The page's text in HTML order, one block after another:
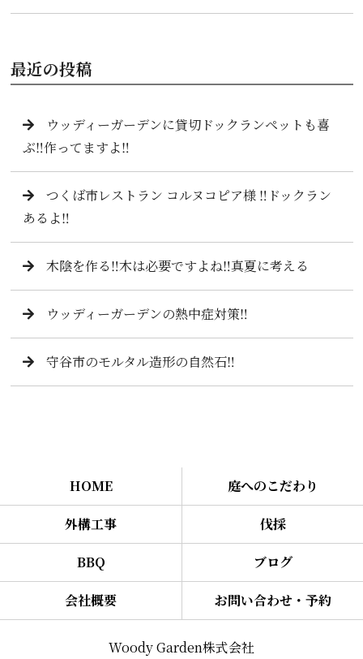
最近の投稿
ウッディーガーデンに貸切ドックランペットも喜
ぶ‼️作ってますよ‼️
つくば市レストラン コルヌコピア様 ‼️ドックラン
あるよ‼️
木陰を作る‼️木は必要ですよね‼️真夏に考える
ウッディーガーデンの熱中症対策‼️
守谷市のモルタル造形の自然石‼️
HOME 庭へのこだわり
外構工事 伐採
BBQ ブログ
会社概要 お問い合わせ・予約
Woody Garden株式会社